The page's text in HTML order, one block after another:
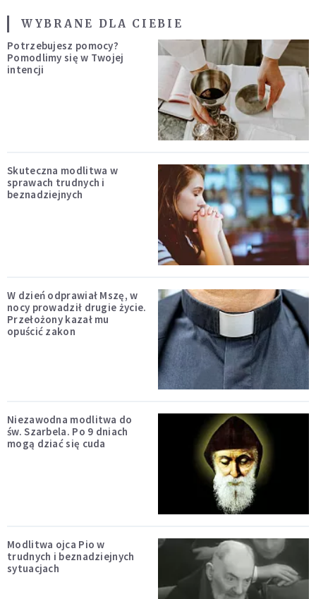
WYBRANE DLA CIEBIE
Potrzebujesz pomocy?
Pomodlimy się w Twojej
intencji
Skuteczna modlitwa w
sprawach trudnych i
beznadziejnych
W dzień odprawiał Mszę, w
nocy prowadził drugie życie.
Przełożony kazał mu
opuścić zakon
Niezawodna modlitwa do
św. Szarbela. Po 9 dniach
mogą dziać się cuda
Modlitwa ojca Pio w
trudnych i beznadziejnych
sytuacjach